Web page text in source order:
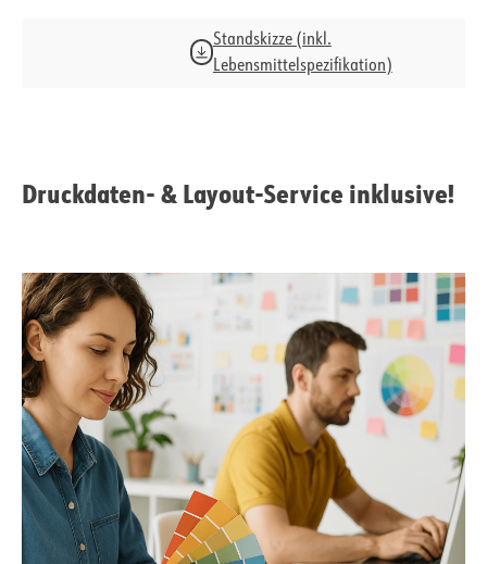
Standskizze (inkl.
Lebensmittelspezifikation)
Druckdaten- & Layout-Service inklusive!